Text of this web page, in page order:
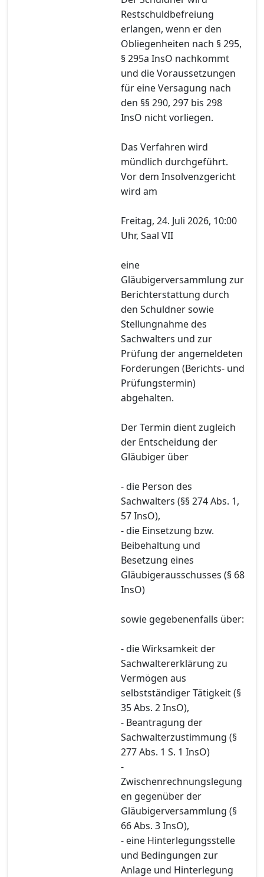
Restschuldbefreiung
erlangen, wenn er den
Obliegenheiten nach § 295,
§ 295a InsO nachkommt
und die Voraussetzungen
für eine Versagung nach
den §§ 290, 297 bis 298
InsO nicht vorliegen.
Das Verfahren wird
mündlich durchgeführt.
Vor dem Insolvenzgericht
wird am
Freitag, 24. Juli 2026, 10:00
Uhr, Saal VII
eine
Gläubigerversammlung zur
Berichterstattung durch
den Schuldner sowie
Stellungnahme des
Sachwalters und zur
Prüfung der angemeldeten
Forderungen (Berichts- und
Prüfungstermin)
abgehalten.
Der Termin dient zugleich
der Entscheidung der
Gläubiger über
- die Person des
Sachwalters (§§ 274 Abs. 1,
57 InsO),
- die Einsetzung bzw.
Beibehaltung und
Besetzung eines
Gläubigerausschusses (§ 68
InsO)
sowie gegebenenfalls über:
- die Wirksamkeit der
Sachwaltererklärung zu
Vermögen aus
selbstständiger Tätigkeit (§
35 Abs. 2 InsO),
- Beantragung der
Sachwalterzustimmung (§
277 Abs. 1 S. 1 InsO)
-
Zwischenrechnungslegung
en gegenüber der
Gläubigerversammlung (§
66 Abs. 3 InsO),
- eine Hinterlegungsstelle
und Bedingungen zur
Anlage und Hinterlegung